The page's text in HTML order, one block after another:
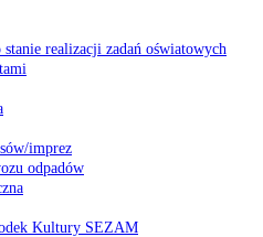
realizacji zadań oświatowych
imprez
odpadów
Kultury SEZAM